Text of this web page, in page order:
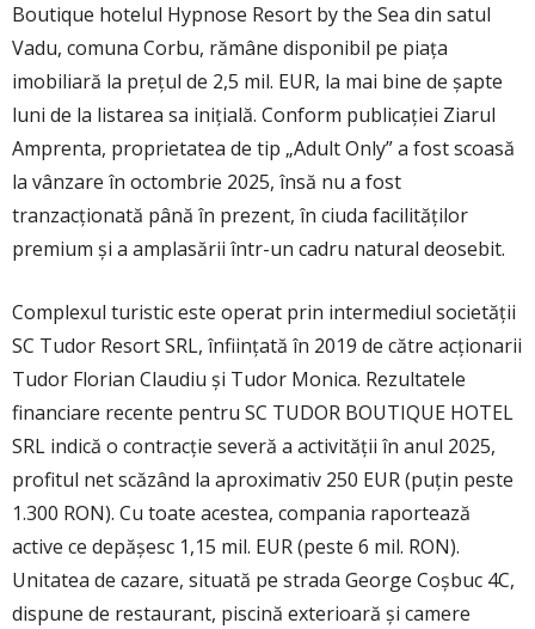
Boutique hotelul Hypnose Resort by the Sea din satul
Vadu, comuna Corbu, rămâne disponibil pe piața
imobiliară la prețul de 2,5 mil. EUR, la mai bine de șapte
luni de la listarea sa inițială. Conform publicației Ziarul
Amprenta, proprietatea de tip „Adult Only” a fost scoasă
la vânzare în octombrie 2025, însă nu a fost
tranzacționată până în prezent, în ciuda facilităților
premium și a amplasării într-un cadru natural deosebit.
Complexul turistic este operat prin intermediul societății
SC Tudor Resort SRL, înființată în 2019 de către acționarii
Tudor Florian Claudiu și Tudor Monica. Rezultatele
financiare recente pentru SC TUDOR BOUTIQUE HOTEL
SRL indică o contracție severă a activității în anul 2025,
profitul net scăzând la aproximativ 250 EUR (puțin peste
1.300 RON). Cu toate acestea, compania raportează
active ce depășesc 1,15 mil. EUR (peste 6 mil. RON).
Unitatea de cazare, situată pe strada George Coșbuc 4C,
dispune de restaurant, piscină exterioară și camere